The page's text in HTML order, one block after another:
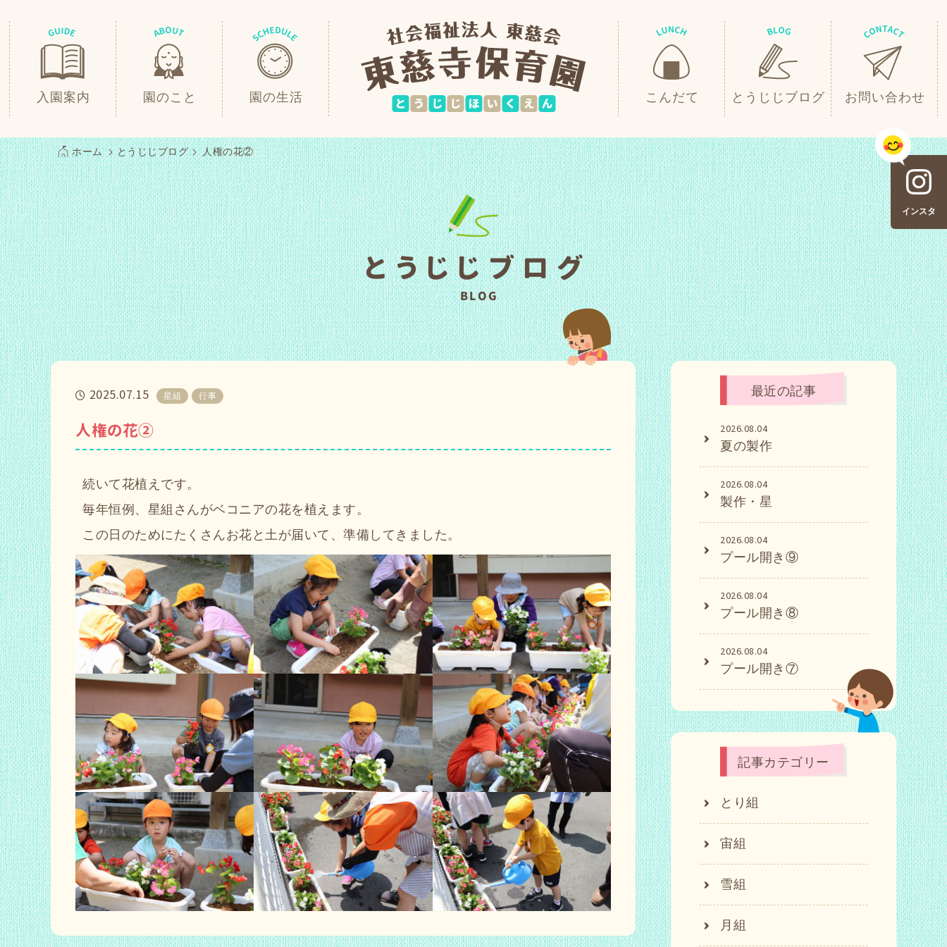
入園案内 園のこと 園の生活 こんだて とうじじブログ お問い合わせ
インスタ
ホーム とうじじブログ 人権の花②
とうじじブログ
BLOG
2025.07.15 星組 行事
人権の花②
続いて花植えです。
毎年恒例、星組さんがベコニアの花を植えます。
この日のためにたくさんお花と土が届いて、準備してきました。
最近の記事
2026.08.04
夏の製作
2026.08.04
製作・星
2026.08.04
プール開き⑨
2026.08.04
プール開き⑧
2026.08.04
プール開き⑦
記事カテゴリー
とり組
宙組
雪組
月組